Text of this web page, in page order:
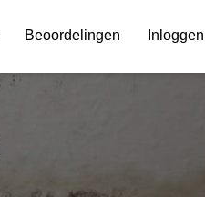
Beoordelingen Inloggen